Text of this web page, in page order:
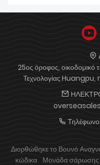
25ος όροφος, οικοδομικό
Τεχνολογίας Huangpu,
Τηλέφωνο:
Διορθώθηκε το Βουνό
κώδικα Μονάδα σάρωσης